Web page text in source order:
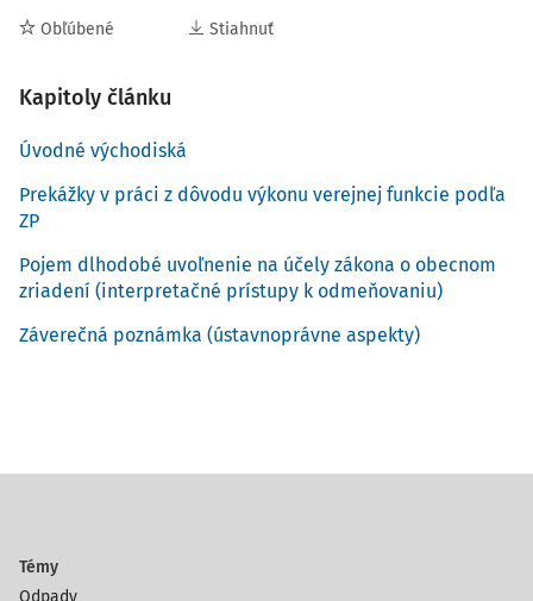
Obľúbené Stiahnuť
Kapitoly článku
Úvodné východiská
Prekážky v práci z dôvodu výkonu verejnej funkcie podľa
ZP
Pojem dlhodobé uvoľnenie na účely zákona o obecnom
zriadení (interpretačné prístupy k odmeňovaniu)
Záverečná poznámka (ústavnoprávne aspekty)
Témy
Odpady